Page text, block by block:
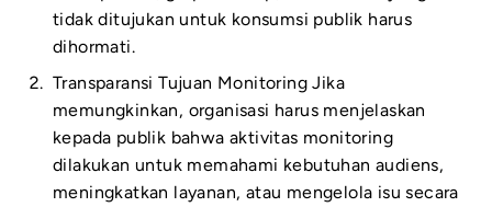
tidak ditujukan untuk konsumsi publik harus
dihormati.
Transparansi Tujuan Monitoring Jika
memungkinkan, organisasi harus menjelaskan
kepada publik bahwa aktivitas monitoring
dilakukan untuk memahami kebutuhan audiens,
meningkatkan layanan, atau mengelola isu secara